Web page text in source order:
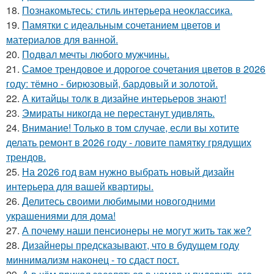
18. Познакомьтесь: стиль интерьера неоклассика.
19. Памятки с идеальным сочетанием цветов и
материалов для ванной.
20. Подвал мечты любого мужчины.
21. Самое трендовое и дорогое сочетания цветов в 2026
году: тёмно - бирюзовый, бардовый и золотой.
22. А китайцы толк в дизайне интерьеров знают!
23. Эмираты никогда не перестанут удивлять.
24. Внимание! Только в том случае, если вы хотите
делать ремонт в 2026 году - ловите памятку грядущих
трендов.
25. На 2026 год вам нужно выбрать новый дизайн
интерьера для вашей квартиры.
26. Делитесь своими любимыми новогодними
украшениями для дома!
27. А почему наши пенсионеры не могут жить так же?
28. Дизайнеры предсказывают, что в будущем году
миннимализм наконец - то сдаст пост.